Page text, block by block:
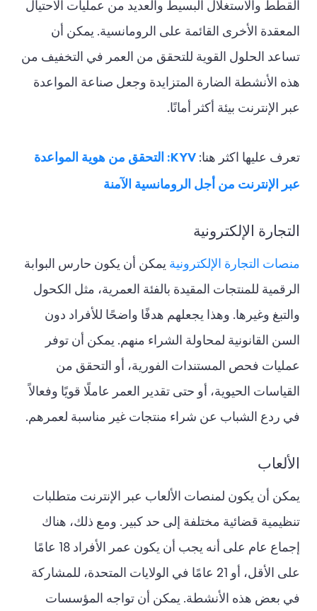
القطط والاستغلال البسيط والعديد من عمليات الاحتيال
المعقدة الأخرى القائمة على الرومانسية. يمكن أن
تساعد الحلول القوية للتحقق من العمر في التخفيف من
هذه الأنشطة الضارة المتزايدة وجعل صناعة المواعدة
عبر الإنترنت بيئة أكثر أمانًا.
تعرف عليها اكثر هنا:
KYV: التحقق من هوية المواعدة
عبر الإنترنت من أجل الرومانسية الآمنة
التجارة الإلكترونية
منصات التجارة الإلكترونية يمكن أن يكون حارس البوابة
الرقمية للمنتجات المقيدة بالفئة العمرية، مثل الكحول
والتبغ وغيرها. وهذا يجعلهم هدفًا واضحًا للأفراد دون
السن القانونية لمحاولة الشراء منهم. يمكن أن توفر
عمليات فحص المستندات الفورية، أو التحقق من
القياسات الحيوية، أو حتى تقدير العمر عاملًا قويًا وفعالاً
في ردع الشباب عن شراء منتجات غير مناسبة لعمرهم.
الألعاب
يمكن أن يكون لمنصات الألعاب عبر الإنترنت متطلبات
تنظيمية قضائية مختلفة إلى حد كبير. ومع ذلك، هناك
إجماع عام على أنه يجب أن يكون عمر الأفراد 18 عامًا
على الأقل، أو 21 عامًا في الولايات المتحدة، للمشاركة
في بعض هذه الأنشطة. يمكن أن تواجه المؤسسات